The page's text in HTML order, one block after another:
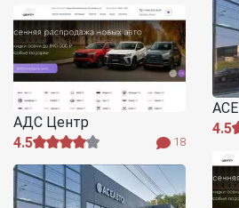
АДС Центр
4.5
18
4.5